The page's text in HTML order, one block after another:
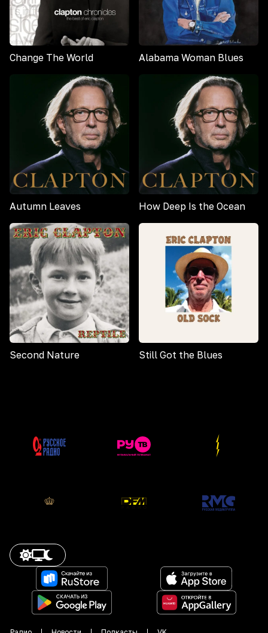
Change The World Alabama Woman Blues
Autumn Leaves How Deep Is the Ocean
Second Nature Still Got the Blues